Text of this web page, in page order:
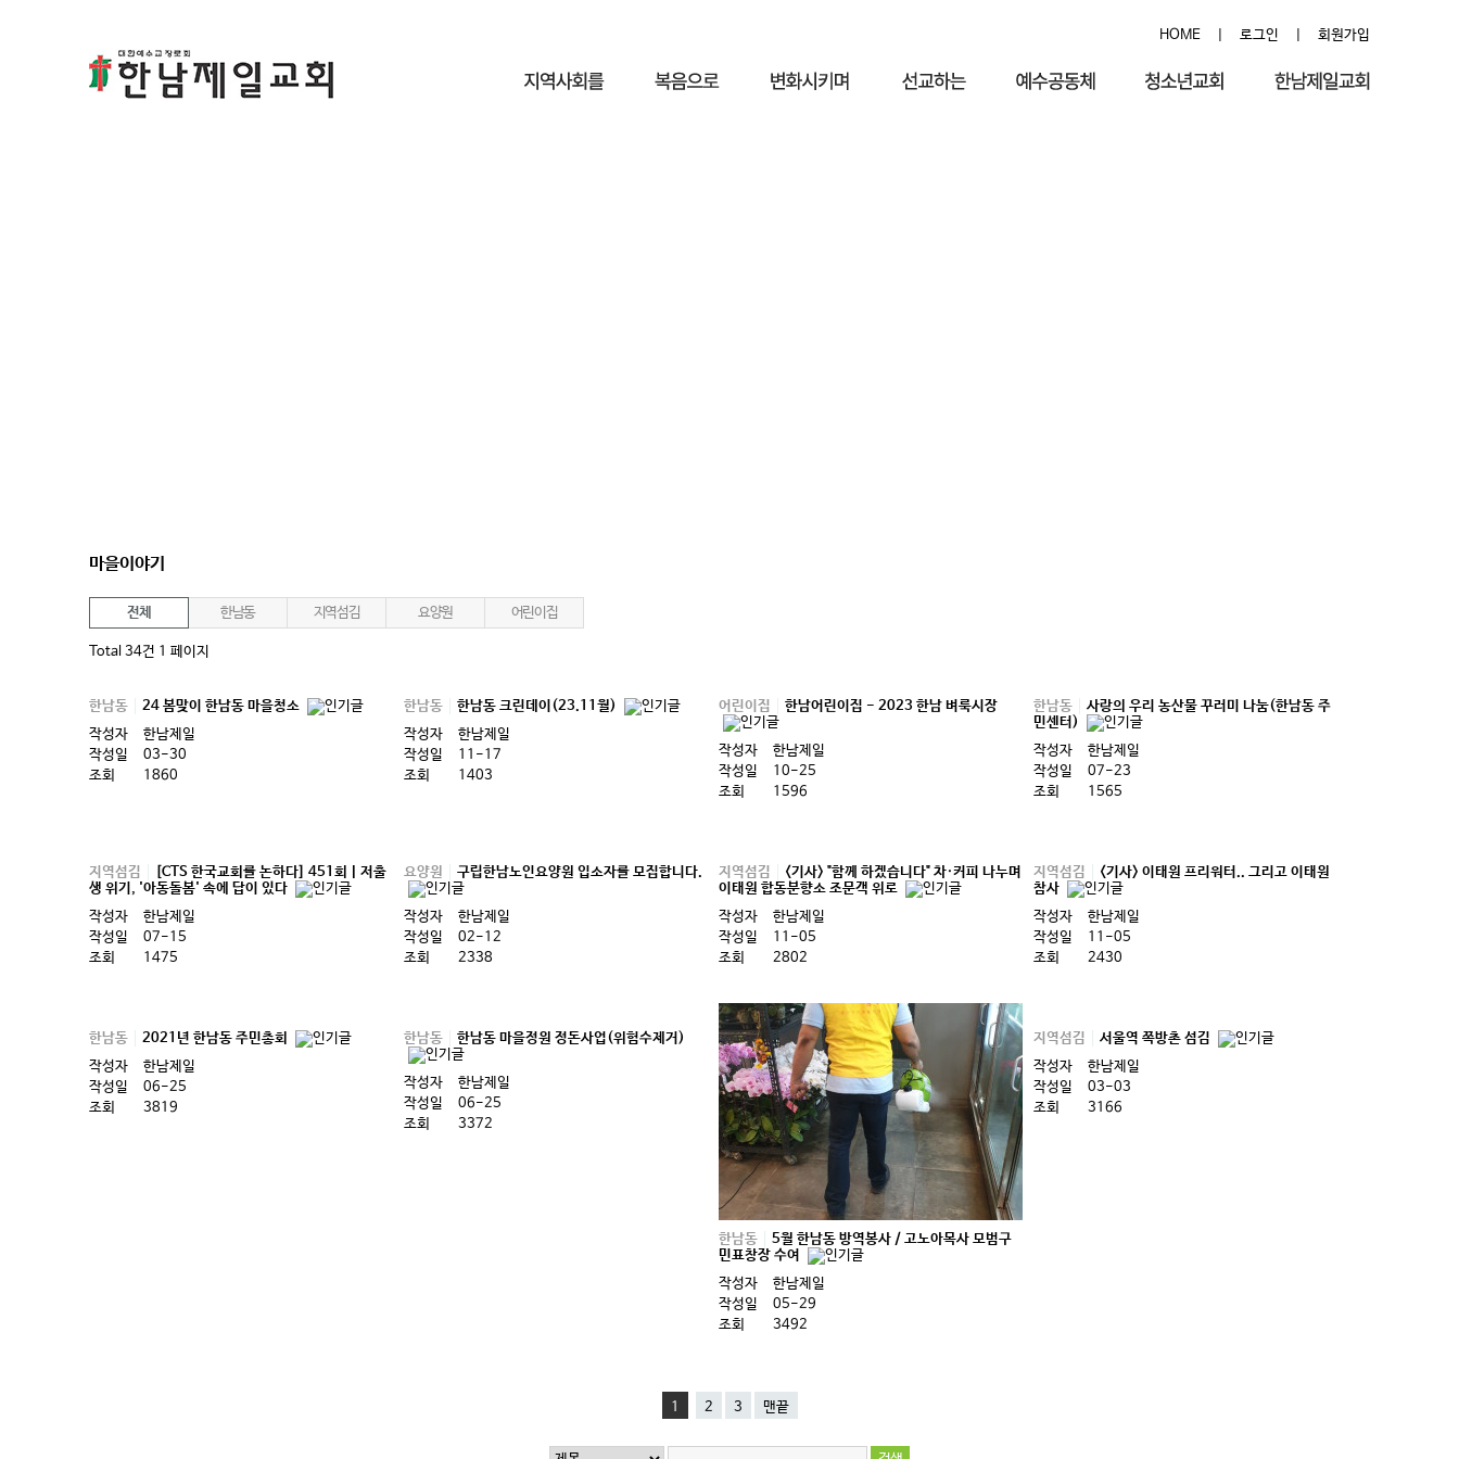
HOME 로그인 회원가입
마을이야기
전체 한남동 지역섬김 요양원 어린이집
Total 34건 1 페이지
한남동
24 봄맞이 한남동 마을청소
작성자
한남제일
작성일
03-30
조회
1860
한남동
한남동 크린데이(23.11월)
작성자
한남제일
작성일
11-17
조회
1403
어린이집 한남어린이집 - 2023 한남 벼룩시장
작성자
한남제일
작성일
10-25
조회
1596
한남동
사랑의 우리 농산물 꾸러미 나눔(한남동 주
민센터)
작성자
한남제일
작성일
07-23
조회
1565
지역섬김
[CTS 한국교회를 논하다] 451회ㅣ저출
생 위기, '아동돌봄' 속에 답이 있다
작성자
한남제일
작성일
07-15
조회
1475
요양원 구립한남노인요양원 입소자를 모집합니다.
작성자
한남제일
작성일
02-12
조회
2338
지역섬김
<기사> "함께 하겠습니다" 차·커피 나누며
이태원 합동분향소 조문객 위로
작성자
한남제일
작성일
11-05
조회
2802
지역섬김
<기사> 이태원 프리워터.. 그리고 이태원
참사
작성자
한남제일
작성일
11-05
조회
2430
한남동
2021년 한남동 주민총회
작성자
한남제일
작성일
06-25
조회
3819
한남동 한남동 마을정원 정돈사업(위험수제거)
작성자
한남제일
작성일
06-25
조회
3372
한남동
5월 한남동 방역봉사 / 고노아목사 모범구
민표창장 수여
작성자
한남제일
작성일
05-29
조회
3492
지역섬김
서울역 쪽방촌 섬김
작성자
한남제일
작성일
03-03
조회
3166
1 2 3 맨끝